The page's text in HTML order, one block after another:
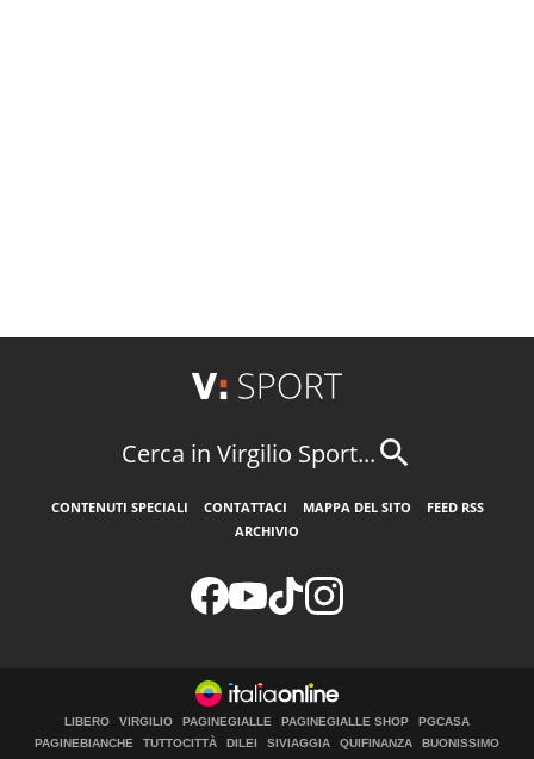
Cerca in Virgilio Sport...
CONTENUTI SPECIALI CONTATTACI MAPPA DEL SITO
FEED RSS
ARCHIVIO
LIBERO VIRGILIO PAGINEGIALLE PAGINEGIALLE SHOP
PGCASA
PAGINEBIANCHE
TUTTOCITTÀ DILEI SIVIAGGIA QUIFINANZA
BUONISSIMO